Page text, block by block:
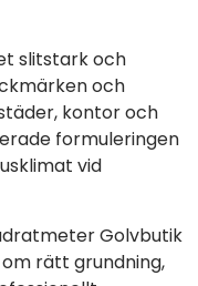
slitstark och
och
kontor och
formuleringen
vid
Golvbutik
rätt grundning,